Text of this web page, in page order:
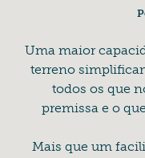
Uma maior
terreno
todos os que
premissa e o
Mais que um